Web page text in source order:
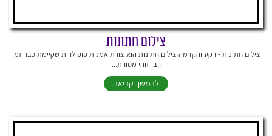
צילום חתונות
צילום חתונות - רקע והקדמה צילום חתונות הוא צורת אמנות פופולרית שקיימת כבר זמן
רב. זוהי מסורת...
להמשך קריאה